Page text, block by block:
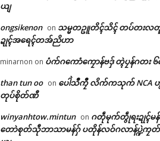
ယျ
ongsikenon on သမ္မတဥူတိၚ်သိၚ် တပ်တးလ
ဍုၚ်အရေၚ်တအ်ညိဟာ
minarnon on ပံက်ဂကောံကၠောန်ဗဒှ် တ္ၚဲပၠန်ဂတး ၆
than tun oo on ပေါဲသဳကၠဳ လိက်ကသုက် NCA
တုပ်စိုတ်ဏီ
winyanhtow.mintun on ဂတဵုမုက်တွဵုရးဍုၚ်မ
တောဲစုတ်သီုဘာသာမန်ဂှ် ပတိုန်လဝ်ဂလာန်ပ္ဍဲကၠ